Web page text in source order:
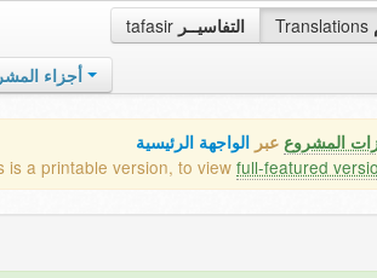
tafasir التفاسيــر Translations
أجزاء
المشروع عبر الواجهة الرئيسية
is a printable version, to view full-featured